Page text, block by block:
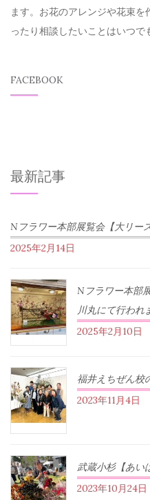
ます。お花のアレンジや花束
ったり相談したいことはいつで
FACEBOOK
最新記事
Nフラワー本部展覧会【大リー
2025年2月14日
Nフラワー本部
川丸にて行われ
2025年2月10日
福井えちぜん校
2023年11月4日
武蔵小杉【あい
2023年10月24日